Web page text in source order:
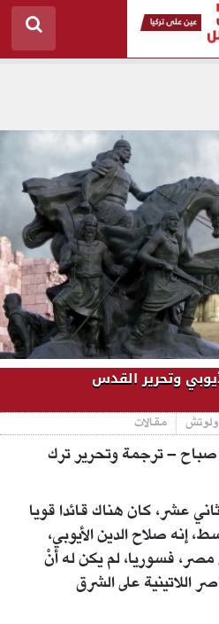
وتحرير القدس
مقالات
– ترجمة وتحرير ترك
عشر، كان هناك قائدا قويا
إنه صلاح الدين الأيوبي،
فسوريا، لم يكن له أنْ
اللاتينية على الشرق